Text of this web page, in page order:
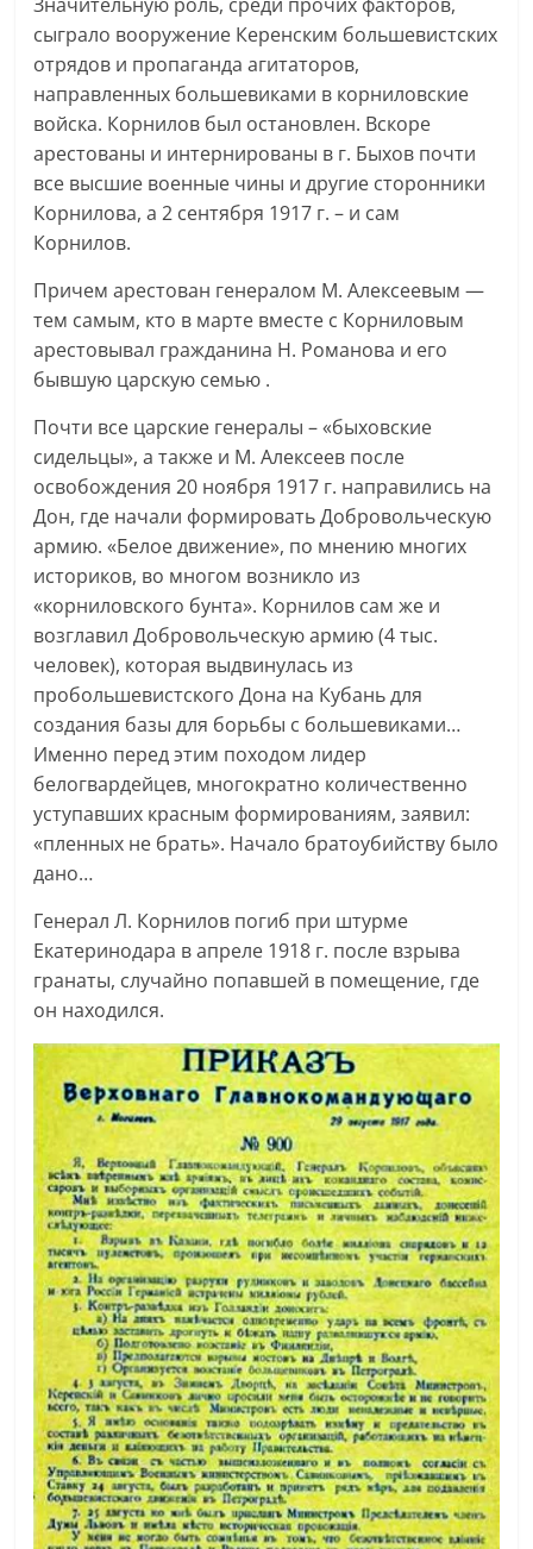
сыграло вооружение Керенским большевистских
отрядов и пропаганда агитаторов,
направленных большевиками в корниловские
войска. Корнилов был остановлен. Вскоре
арестованы и интернированы в г. Быхов почти
все высшие военные чины и другие сторонники
Корнилова, а 2 сентября 1917 г. – и сам
Корнилов.
Причем арестован генералом М. Алексеевым —
тем самым, кто в марте вместе с Корниловым
арестовывал гражданина Н. Романова и его
бывшую царскую семью .
Почти все царские генералы – «быховские
сидельцы», а также и М. Алексеев после
освобождения 20 ноября 1917 г. направились на
Дон, где начали формировать Добровольческую
армию. «Белое движение», по мнению многих
историков, во многом возникло из
«корниловского бунта». Корнилов сам же и
возглавил Добровольческую армию (4 тыс.
человек), которая выдвинулась из
пробольшевистского Дона на Кубань для
создания базы для борьбы с большевиками…
Именно перед этим походом лидер
белогвардейцев, многократно количественно
уступавших красным формированиям, заявил:
«пленных не брать». Начало братоубийству было
дано…
Генерал Л. Корнилов погиб при штурме
Екатеринодара в апреле 1918 г. после взрыва
гранаты, случайно попавшей в помещение, где
он находился.